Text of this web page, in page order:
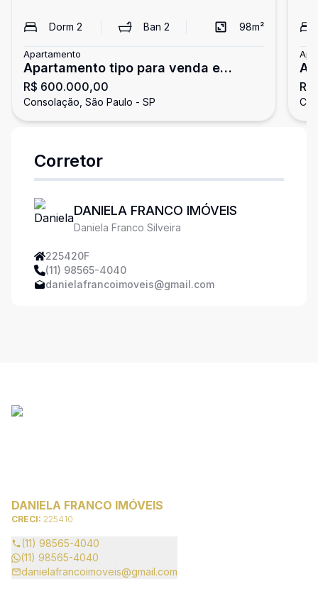
Dorm 2 Ban2 98m²
Apartamento
Apartamento tipo para venda e
locação com 2 quartos, 98m² -
Consolação
R$ 600.000,00
Consolação, São Paulo - SP
Corretor
DANIELA FRANCO IMÓVEIS
Daniela Franco Silveira
225420F
(11) 98565-4040
danielafrancoimoveis@gmail.com
DANIELA FRANCO IMÓVEIS
CRECI: 225410
(11) 98565-4040
(11) 98565-4040
danielafrancoimoveis@gmail.com